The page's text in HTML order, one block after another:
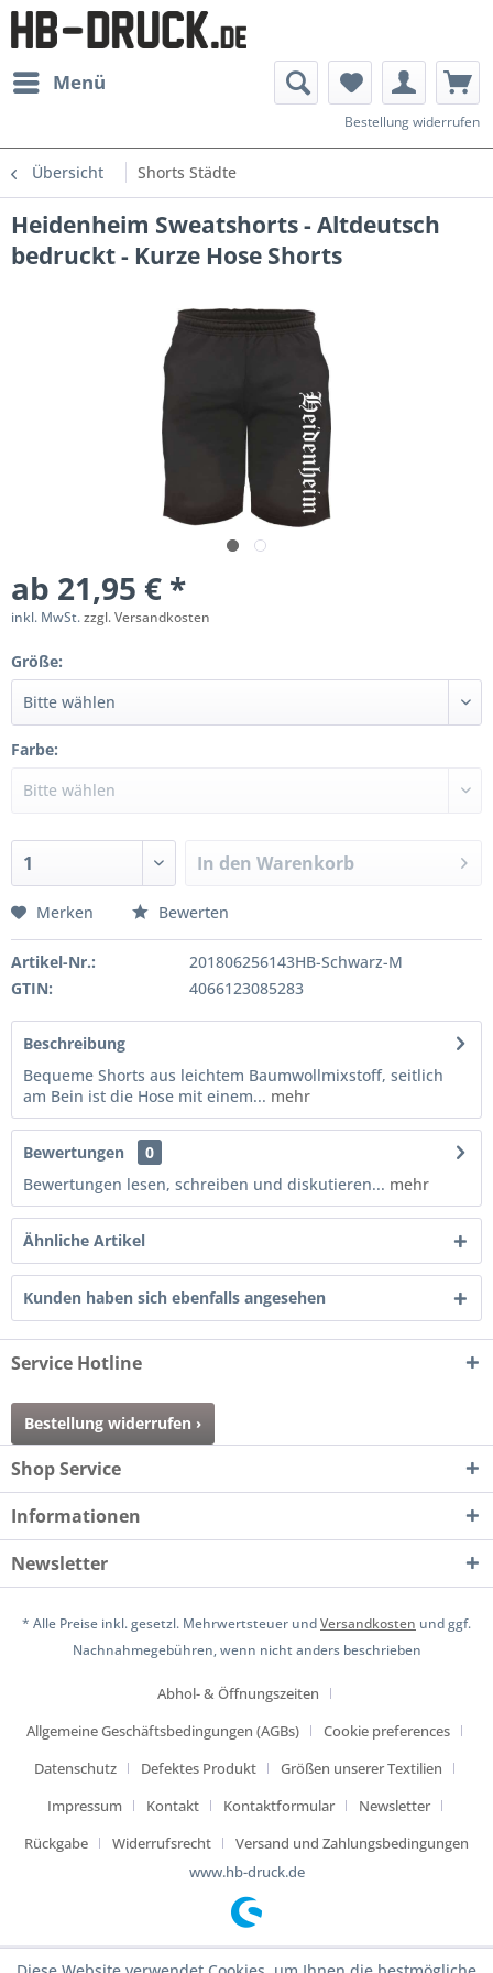
Menü
Bestellung widerrufen
Übersicht Shorts Städte
Heidenheim Sweatshorts - Altdeutsch
bedruckt - Kurze Hose Shorts
ab 21,95 € *
inkl. MwSt.zzgl. Versandkosten
Größe:
Farbe:
In den Warenkorb
Merken Bewerten
Artikel-Nr.:
201806256143HB-Schwarz-M
GTIN:
4066123085283
Beschreibung
Bequeme Shorts aus leichtem Baumwollmixstoff, seitlich
am Bein ist die Hose mit einem... mehr
Bewertungen
0
Bewertungen lesen, schreiben und diskutieren... mehr
Ähnliche Artikel
Kunden haben sich ebenfalls angesehen
Service Hotline
Bestellung widerrufen ›
Shop Service
Informationen
Newsletter
* Alle Preise inkl. gesetzl. Mehrwertsteuer undVersandkosten und ggf.
Nachnahmegebühren, wenn nicht anders beschrieben
Abhol- & Öffnungszeiten
Allgemeine Geschäftsbedingungen (AGBs)
Cookie preferences
Datenschutz
Defektes Produkt
Größen unserer Textilien
Impressum
Kontakt Kontaktformular
Newsletter
Rückgabe
Widerrufsrecht
Versand und Zahlungsbedingungen
www.hb-druck.de